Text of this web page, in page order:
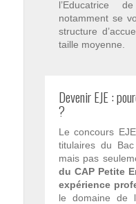
l’Educatrice
notamment se
structure
taille moyenne.
Devenir EJE :
?
Le concours
titulaires du
mais pas
du CAP Petite
expérience
le domaine de